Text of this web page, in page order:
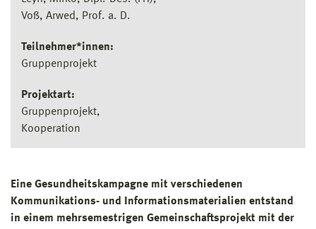
Voß, Arwed, Prof. a. D.
Teilnehmer*innen:
Gruppenprojekt
Projektart:
Gruppenprojekt
Kooperation
Eine Gesundheitskampagne mit verschiedenen
Kommunikations- und Informationsmaterialien entstand
in einem mehrsemestrigen Gemeinschaftsprojekt mit der